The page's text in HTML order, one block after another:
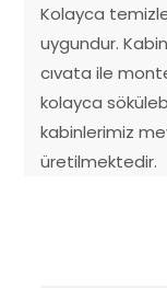
Kolayca
uygundur.
cıvata ile
kolayca
kabinlerimiz
üretilmektedir.